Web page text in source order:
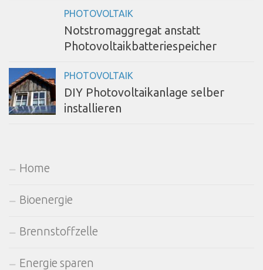
PHOTOVOLTAIK
Notstromaggregat anstatt
Photovoltaikbatteriespeicher
PHOTOVOLTAIK
DIY Photovoltaikanlage selber
installieren
Home
Bioenergie
Brennstoffzelle
Energie sparen